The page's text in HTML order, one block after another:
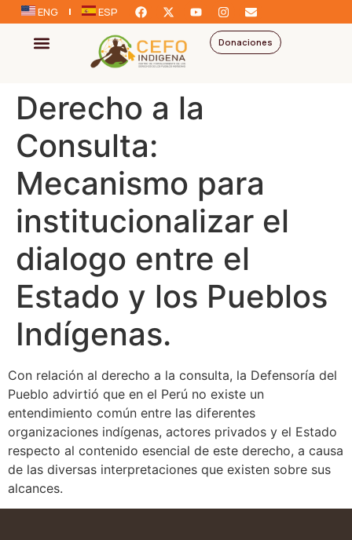
ENG ESP
Donaciones
Derecho a la
Consulta:
Mecanismo para
institucionalizar el
dialogo entre el
Estado y los Pueblos
Indígenas.
Con relación al derecho a la consulta, la Defensoría del
Pueblo advirtió que en el Perú no existe un
entendimiento común entre las diferentes
organizaciones indígenas, actores privados y el Estado
respecto al contenido esencial de este derecho, a causa
de las diversas interpretaciones que existen sobre sus
alcances.